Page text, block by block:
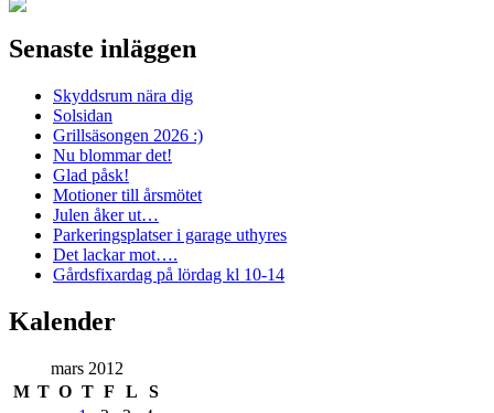
Senaste inläggen
Skyddsrum nära dig
Solsidan
Grillsäsongen 2026 :)
Nu blommar det!
Glad påsk!
Motioner till årsmötet
Julen åker ut…
Parkeringsplatser i garage uthyres
Det lackar mot….
Gårdsfixardag på lördag kl 10-14
Kalender
mars 2012
M T O T F L
S